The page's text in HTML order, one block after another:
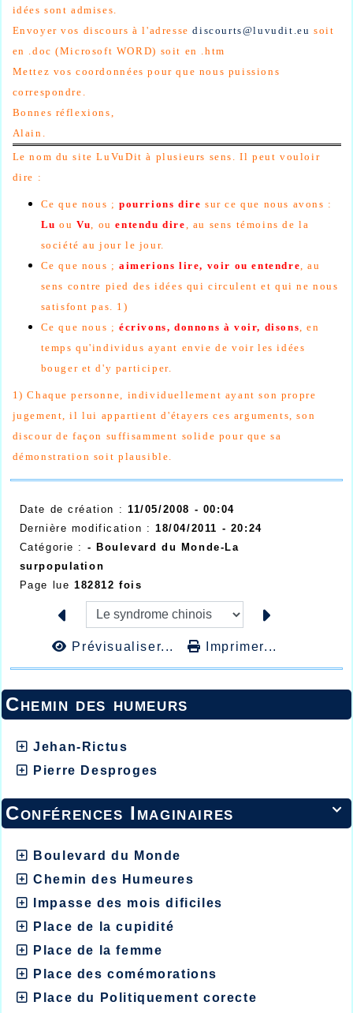
Chemin des humeurs
Jehan-Rictus
Pierre Desproges

Conférences Imaginaires
Boulevard du Monde
Chemin des Humeures
Impasse des mois dificiles
Place de la cupidité
Place de la femme
Place des comémorations
Place du Politiquement corecte
idées sont admises.
Envoyer vos discours à l'adressediscourts@luvudit.eu soit
en .doc (Microsoft WORD) soit en .htm
Mettez vos coordonnées pour que nous puissions
correspondre.
Bonnes réflexions,
Alain.
Le nom du site LuVuDit à plusieurs sens. Il peut vouloir
dire :
Ce que nous ; pourrions dire sur ce que nous avons :
Lu ouVu, ouentendu dire, au sens témoins de la
société au jour le jour.
Ce que nous ; aimerions lire, voir ou entendre, au
sens contre pied des idées qui circulent et qui ne nous
satisfont pas. 1)
Ce que nous ; écrivons, donnons à voir, disons, en
temps qu'individus ayant envie de voir les idées
bouger et d'y participer.
1) Chaque personne, individuellement ayant son propre
jugement, il lui appartient d'étayers ces arguments, son
discour de façon suffisamment solide pour que sa
démonstration soit plausible.
Date de création : 11/05/2008 - 00:04
Dernière modification : 18/04/2011 - 20:24
Catégorie : - Boulevard du Monde-La
surpopulation
Page lue 182812 fois
Prévisualiser... Imprimer...